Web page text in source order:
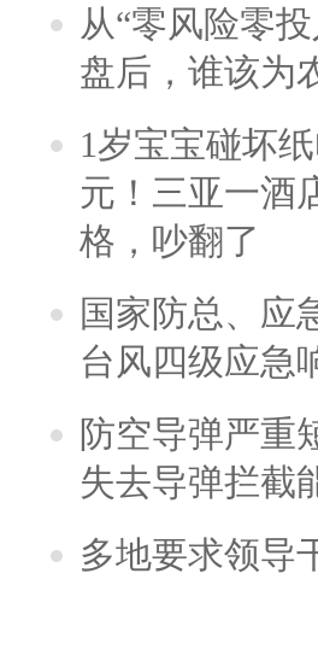
从“零风险零
盘后，谁该为
1岁宝宝碰坏
元！三亚一酒
格，吵翻了
国家防总、应
台风四级应急
防空导弹严重
失去导弹拦截
多地要求领导